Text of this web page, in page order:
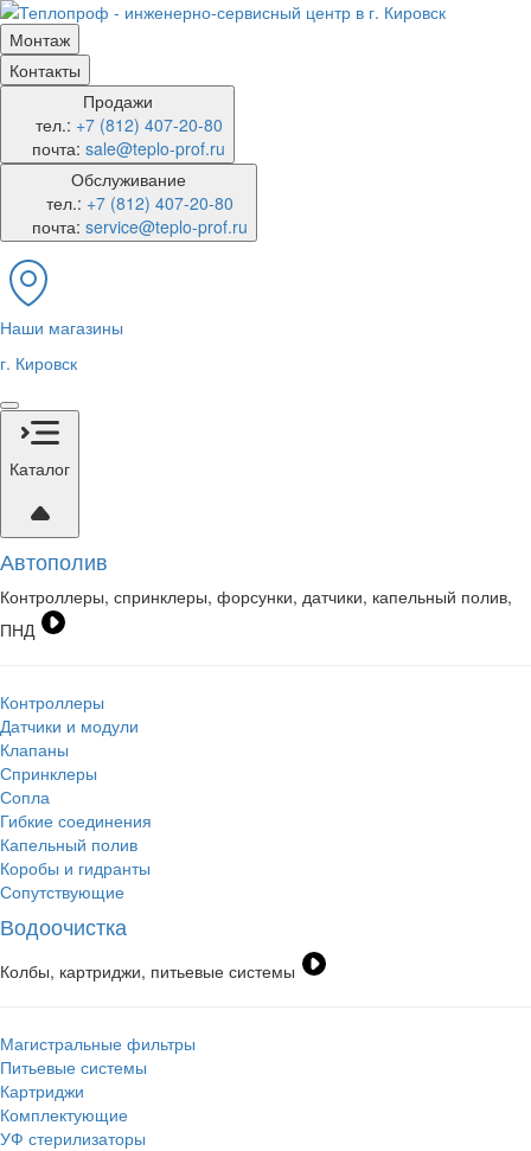
Монтаж
Контакты
Продажи
тел.: +7 (812) 407-20-80
почта: sale@teplo-prof.ru
Обслуживание
тел.: +7 (812) 407-20-80
почта: service@teplo-prof.ru
Наши магазины
г. Кировск
Каталог
Автополив
Контроллеры, спринклеры, форсунки, датчики, капельный полив,
ПНД
Контроллеры
Датчики и модули
Клапаны
Спринклеры
Сопла
Гибкие соединения
Капельный полив
Коробы и гидранты
Сопутствующие
Водоочистка
Колбы, картриджи, питьевые системы
Магистральные фильтры
Питьевые системы
Картриджи
Комплектующие
УФ стерилизаторы